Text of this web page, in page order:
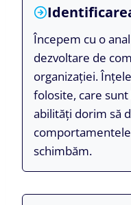
Începem cu o
dezvoltare de
organizației.
folosite, care
abilități dorim să
schimbăm.